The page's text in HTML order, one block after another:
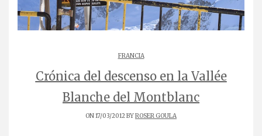
FRANCIA
Crónica del descenso en la Vallée
Blanche del Montblanc
ON 17/03/2012 BYROSER GOULA